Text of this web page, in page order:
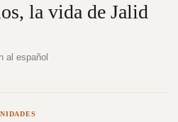
la vida de Jalid
al español